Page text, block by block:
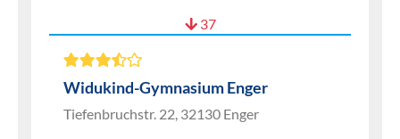
37
Widukind-Gymnasium Enger
Tiefenbruchstr. 22, 32130 Enger